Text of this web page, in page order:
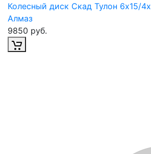
Колесный диск Скад Тулон 6х15/
Алмаз
9850 руб.